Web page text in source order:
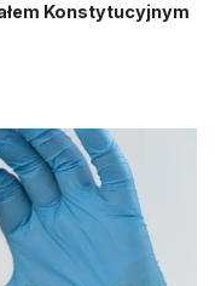
Konstytucyjnym